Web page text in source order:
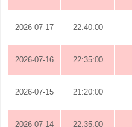
2026-07-17 22:40:00
2026-07-16 22:35:00
2026-07-15 21:20:00
2026-07-14 22:35:00